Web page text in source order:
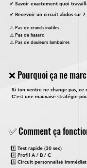
✔ Savoir exactement quoi
✔ Recevoir un circuit abdos sur
⚠️ Pas de crunch inutiles
⚠️ Pas de hasard
⚠️ Pas de douleurs lombaires
❌ Pourquoi ça ne
Si ton ventre ne change pas, ce
C’est une mauvaise stratégie
✅ Comment ça
1️⃣ Test rapide (30 sec)
2️⃣ Profil A / B / C
3️⃣ Circuit personnalisé immédiat